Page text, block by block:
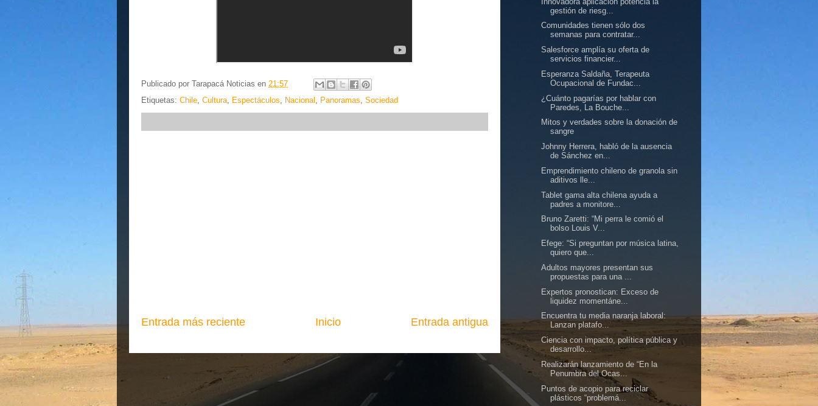
Publicado por Tarapacá Noticias en 21:57
Etiquetas: Chile Cultura Espectáculos Nacional Panoramas Sociedad
Entrada más reciente Entrada antigua
Inicio
gestión de riesg...
Comunidades tienen sólo dos
semanas para contratar...
Salesforce amplía su oferta de
servicios financier...
Esperanza Saldaña, Terapeuta
Ocupacional de Fundac...
¿Cuánto pagarías por hablar con
Paredes, La Bouche...
Mitos y verdades sobre la donación de
sangre
Johnny Herrera, habló de la ausencia
de Sánchez en...
Emprendimiento chileno de granola sin
aditivos lle...
Tablet gama alta chilena ayuda a
padres a monitore...
Bruno Zaretti: “Mi perra le comió el
bolso Louis V...
Efege: “Si preguntan por música latina,
quiero que...
Adultos mayores presentan sus
propuestas para una ...
Expertos pronostican: Exceso de
liquidez momentáne...
Encuentra tu media naranja laboral:
Lanzan platafo...
Ciencia con impacto, política pública y
desarrollo...
Realizarán lanzamiento de “En la
Penumbra del Ocas...
Puntos de acopio para reciclar
plásticos “problemá...